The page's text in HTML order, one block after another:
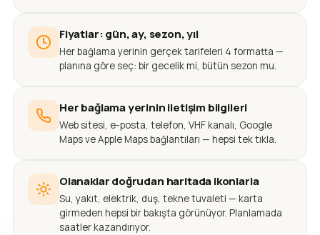
Fiyatlar: gün, ay, sezon, yıl
Her bağlama yerinin gerçek tarifeleri 4 formatta —
planına göre seç: bir gecelik mi, bütün sezon mu.
Her bağlama yerinin iletişim bilgileri
Web sitesi, e-posta, telefon, VHF kanalı, Google
Maps ve Apple Maps bağlantıları — hepsi tek tıkla.
Olanaklar doğrudan haritada ikonlarla
Su, yakıt, elektrik, duş, tekne tuvaleti — karta
girmeden hepsi bir bakışta görünüyor. Planlamada
saatler kazandırıyor.